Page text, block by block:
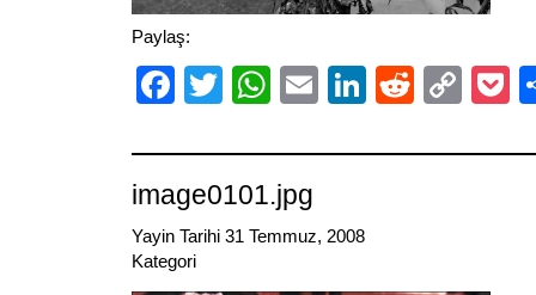
Paylaş:
Facebook
TwitterWhatsApp
EmailLinkedIn
Reddit
image0101.jpg
Yayin Tarihi 31 Temmuz, 2008
Kategori